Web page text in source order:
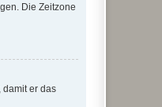
Die Zeitzone
damit er das